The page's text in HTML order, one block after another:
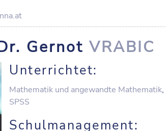
Gernot VRABIC
Unterrichtet:
Mathematik und angewandte Mathematik,
SPSS
Schulmanagement: